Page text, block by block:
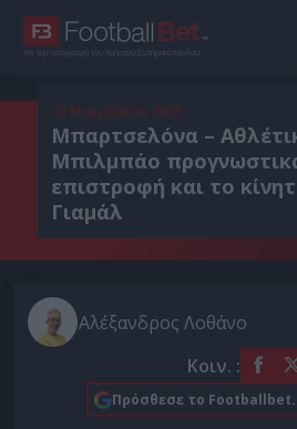
Με την υπογραφή του Χρήστου Σωτηρακόπουλου
22 Νοεμβρίου 2025
Μπαρτσελόνα –
Μπιλμπάο
επιστροφή και το
Γιαμάλ
Αλέξανδρος Λοθάνο
Κοιν. :
Πρόσθεσε το